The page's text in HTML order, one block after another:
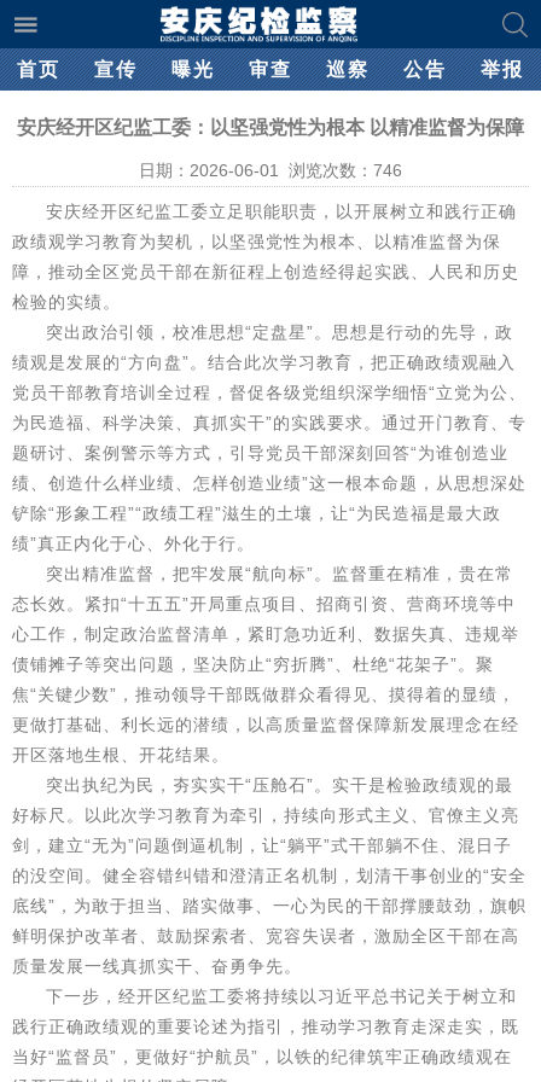
首页 宣传 曝光 审查 巡察 公告 举报
安庆经开区纪监工委：以坚强党性为根本 以精准监督为保障
日期：2026-06-01 浏览次数： 746
安庆经开区纪监工委立足职能职责，以开展树立和践行正确
政绩观学习教育为契机，以坚强党性为根本、以精准监督为保
障，推动全区党员干部在新征程上创造经得起实践、人民和历史
检验的实绩。
突出政治引领，校准思想“定盘星”。思想是行动的先导，政
绩观是发展的“方向盘”。结合此次学习教育，把正确政绩观融入
党员干部教育培训全过程，督促各级党组织深学细悟“立党为公、
为民造福、科学决策、真抓实干”的实践要求。通过开门教育、专
题研讨、案例警示等方式，引导党员干部深刻回答“为谁创造业
绩、创造什么样业绩、怎样创造业绩”这一根本命题，从思想深处
铲除“形象工程”“政绩工程”滋生的土壤，让“为民造福是最大政
绩”真正内化于心、外化于行。
突出精准监督，把牢发展“航向标”。监督重在精准，贵在常
态长效。紧扣“十五五”开局重点项目、招商引资、营商环境等中
心工作，制定政治监督清单，紧盯急功近利、数据失真、违规举
债铺摊子等突出问题，坚决防止“穷折腾”、杜绝“花架子”。聚
焦“关键少数”，推动领导干部既做群众看得见、摸得着的显绩，
更做打基础、利长远的潜绩，以高质量监督保障新发展理念在经
开区落地生根、开花结果。
突出执纪为民，夯实实干“压舱石”。实干是检验政绩观的最
好标尺。以此次学习教育为牵引，持续向形式主义、官僚主义亮
剑，建立“无为”问题倒逼机制，让“躺平”式干部躺不住、混日子
的没空间。健全容错纠错和澄清正名机制，划清干事创业的“安全
底线”，为敢于担当、踏实做事、一心为民的干部撑腰鼓劲，旗帜
鲜明保护改革者、鼓励探索者、宽容失误者，激励全区干部在高
质量发展一线真抓实干、奋勇争先。
下一步，经开区纪监工委将持续以习近平总书记关于树立和
践行正确政绩观的重要论述为指引，推动学习教育走深走实，既
当好“监督员”，更做好“护航员”，以铁的纪律筑牢正确政绩观在